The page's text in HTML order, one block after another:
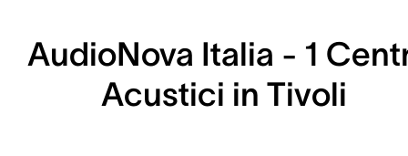
AudioNova Italia - 1
Acustici in Tivoli